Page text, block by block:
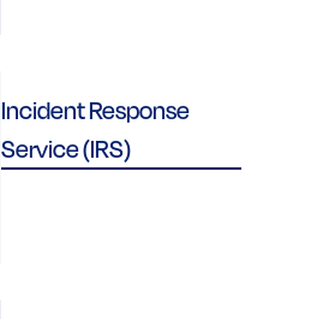
Incident Response
Service (IRS)